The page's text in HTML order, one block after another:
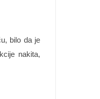
bilo da je
nakita,